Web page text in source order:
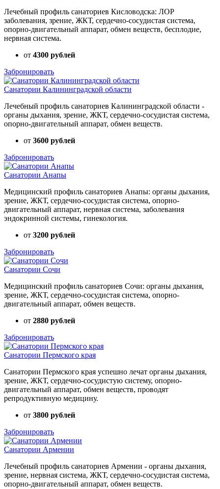
Лечебный профиль санаториев Кисловодска: ЛОР
заболевания, зрение, ЖКТ, сердечно-сосудистая система,
опорно-двигательный аппарат, обмен веществ, бесплодие,
нервная система.
от 4300 рублей
Забронировать
Санатории Калининградской области
Лечебный профиль санаториев Калининградской области -
органы дыхания, зрение, ЖКТ, сердечно-сосудистая система,
опорно-двигательный аппарат, обмен веществ.
от 3600 рублей
Забронировать
Санатории Анапы
Медицинский профиль санаториев Анапы: органы дыхания,
зрение, ЖКТ, сердечно-сосудистая система, опорно-
двигательный аппарат, нервная система, заболевания
эндокринной системы, гинекология.
от 3200 рублей
Забронировать
Санатории Сочи
Медицинский профиль санаториев Сочи: органы дыхания,
зрение, ЖКТ, сердечно-сосудистая система, опорно-
двигательный аппарат, обмен веществ.
от 2880 рублей
Забронировать
Санатории Пермского края
Санатории Пермского края успешно лечат органы дыхания,
зрение, ЖКТ, сердечно-сосудистую систему, опорно-
двигательный аппарат, обмен веществ, проводят
репродуктивную медицину.
от 3800 рублей
Забронировать
Санатории Армении
Лечебный профиль санаториев Армении - органы дыхания,
зрение, нервная система, ЖКТ, сердечно-сосудистая система,
опорно-двигательный аппарат, обмен веществ.